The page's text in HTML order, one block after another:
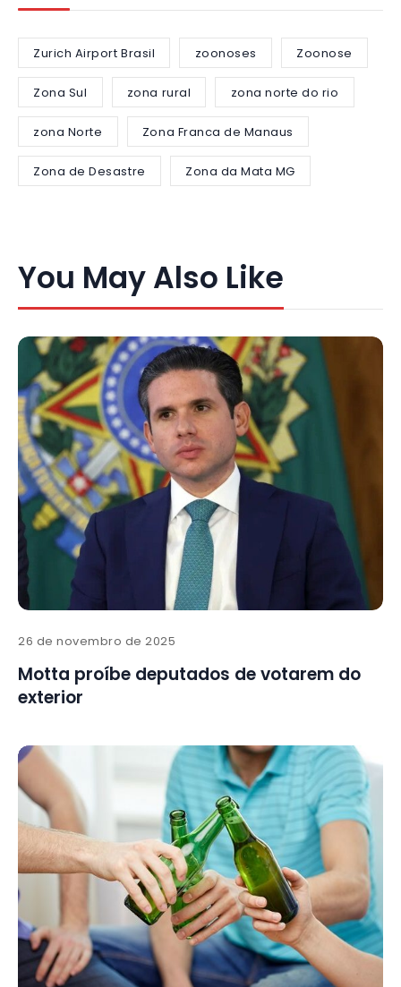
Zurich Airport Brasil zoonoses Zoonose
Zona Sul zona rural zona norte do rio
zona Norte Zona Franca de Manaus
Zona de Desastre Zona da Mata MG
You May Also Like
26 de novembro de 2025
Motta proíbe deputados de votarem do
exterior